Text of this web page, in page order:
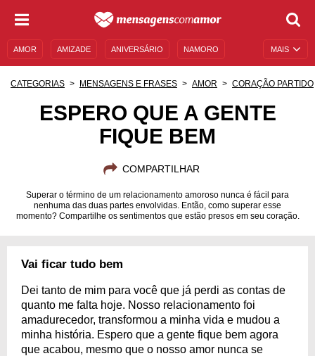
MAIS
AMOR AMIZADE ANIVERSÁRIO NAMORO
MENSAGENS E FRASES MENSAGENS DE ANIVERSÁRIO
CATEGORIAS MENSAGENS E FRASES AMOR CORAÇÃO PARTIDO
ESPERO QUE A GENTE
FIQUE BEM
COMPARTILHAR
Superar o término de um relacionamento amoroso nunca é fácil para
nenhuma das duas partes envolvidas. Então, como superar esse
momento? Compartilhe os sentimentos que estão presos em seu coração.
Vai ficar tudo bem
Dei tanto de mim para você que já perdi as contas de
quanto me falta hoje. Nosso relacionamento foi
amadurecedor, transformou a minha vida e mudou a
minha história. Espero que a gente fique bem agora
que acabou, mesmo que o nosso amor nunca se